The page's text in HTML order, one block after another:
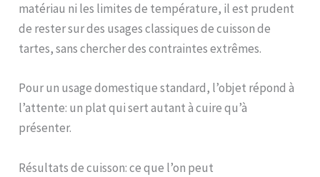
matériau ni les limites de température, il est prudent
de rester sur des usages classiques de cuisson de
tartes, sans chercher des contraintes extrêmes.
Pour un usage domestique standard, l’objet répond à
l’attente: un plat qui sert autant à cuire qu’à
présenter.
Résultats de cuisson: ce que l’on peut